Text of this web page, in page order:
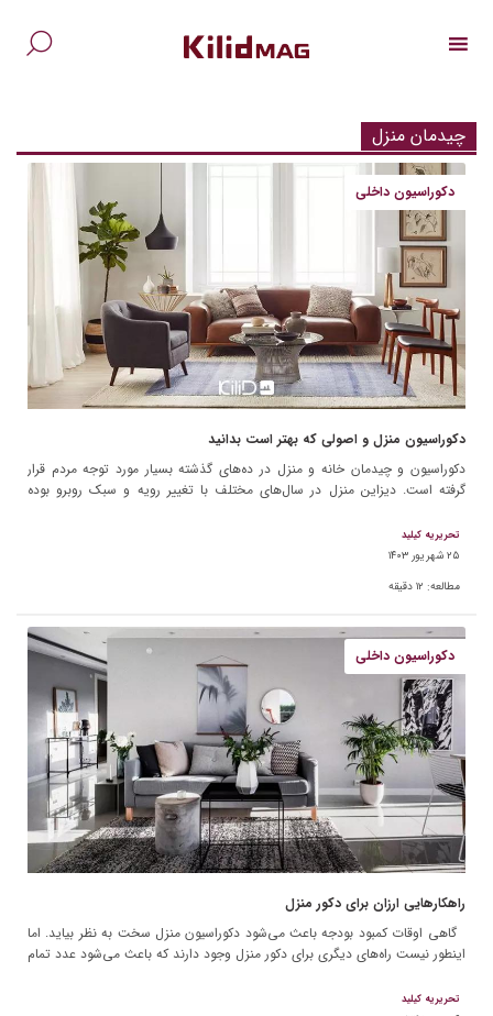
چیدمان منزل
دکوراسیون داخلی
دکوراسیون منزل و اصولی که بهتر است بدانید
دکوراسیون و چیدمان خانه و منزل در ده‌های گذشته بسیار مورد توجه مردم قرار
گرفته است. دیزاین منزل در سال‌های مختلف با تغییر رویه و سبک روبرو بوده
تحریریه کیلید
۲۵ شهریور ۱۴۰۳
مطالعه: ۱۲ دقیقه
دکوراسیون داخلی
راهکارهایی ارزان برای دکور منزل
گاهی اوقات کمبود بودجه باعث می‌شود دکوراسیون منزل سخت به نظر بیاید. اما
اینطور نیست راه‌های دیگری برای دکور منزل وجود دارند که باعث می‌شود عدد تمام
تحریریه کیلید